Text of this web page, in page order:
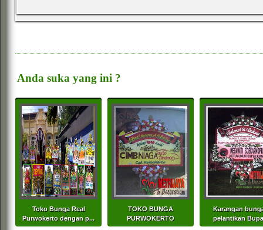
Anda suka yang ini ?
Toko Bunga Real
Purwokerto dengan p...
TOKO BUNGA
PURWOKERTO
Karangan
pelantikan